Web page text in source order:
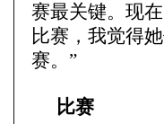
赛最关键。现
比赛，我觉得
赛。”
比赛